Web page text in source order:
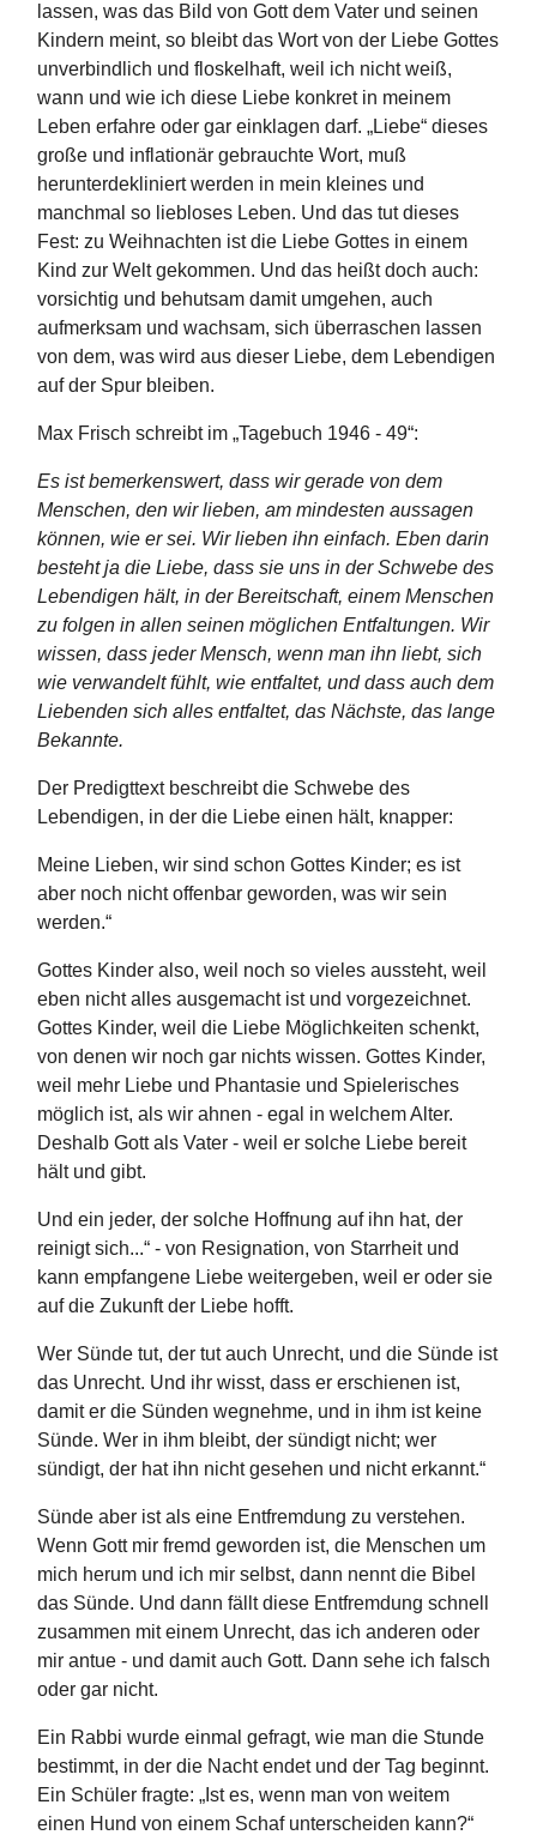
lassen, was das Bild von Gott dem Vater und seinen
Kindern meint, so bleibt das Wort von der Liebe Gottes
unverbindlich und floskelhaft, weil ich nicht weiß,
wann und wie ich diese Liebe konkret in meinem
Leben erfahre oder gar einklagen darf. „Liebe“ dieses
große und inflationär gebrauchte Wort, muß
herunterdekliniert werden in mein kleines und
manchmal so liebloses Leben. Und das tut dieses
Fest: zu Weihnachten ist die Liebe Gottes in einem
Kind zur Welt gekommen. Und das heißt doch auch:
vorsichtig und behutsam damit umgehen, auch
aufmerksam und wachsam, sich überraschen lassen
von dem, was wird aus dieser Liebe, dem Lebendigen
auf der Spur bleiben.
Max Frisch schreibt im „Tagebuch 1946 - 49“:
Es ist bemerkenswert, dass wir gerade von dem
Menschen, den wir lieben, am mindesten aussagen
können, wie er sei. Wir lieben ihn einfach. Eben darin
besteht ja die Liebe, dass sie uns in der Schwebe des
Lebendigen hält, in der Bereitschaft, einem Menschen
zu folgen in allen seinen möglichen Entfaltungen. Wir
wissen, dass jeder Mensch, wenn man ihn liebt, sich
wie verwandelt fühlt, wie entfaltet, und dass auch dem
Liebenden sich alles entfaltet, das Nächste, das lange
Bekannte.
Der Predigttext beschreibt die Schwebe des
Lebendigen, in der die Liebe einen hält, knapper:
Meine Lieben, wir sind schon Gottes Kinder; es ist
aber noch nicht offenbar geworden, was wir sein
werden.“
Gottes Kinder also, weil noch so vieles aussteht, weil
eben nicht alles ausgemacht ist und vorgezeichnet.
Gottes Kinder, weil die Liebe Möglichkeiten schenkt,
von denen wir noch gar nichts wissen. Gottes Kinder,
weil mehr Liebe und Phantasie und Spielerisches
möglich ist, als wir ahnen - egal in welchem Alter.
Deshalb Gott als Vater - weil er solche Liebe bereit
hält und gibt.
Und ein jeder, der solche Hoffnung auf ihn hat, der
reinigt sich...“ - von Resignation, von Starrheit und
kann empfangene Liebe weitergeben, weil er oder sie
auf die Zukunft der Liebe hofft.
Wer Sünde tut, der tut auch Unrecht, und die Sünde ist
das Unrecht. Und ihr wisst, dass er erschienen ist,
damit er die Sünden wegnehme, und in ihm ist keine
Sünde. Wer in ihm bleibt, der sündigt nicht; wer
sündigt, der hat ihn nicht gesehen und nicht erkannt.“
Sünde aber ist als eine Entfremdung zu verstehen.
Wenn Gott mir fremd geworden ist, die Menschen um
mich herum und ich mir selbst, dann nennt die Bibel
das Sünde. Und dann fällt diese Entfremdung schnell
zusammen mit einem Unrecht, das ich anderen oder
mir antue - und damit auch Gott. Dann sehe ich falsch
oder gar nicht.
Ein Rabbi wurde einmal gefragt, wie man die Stunde
bestimmt, in der die Nacht endet und der Tag beginnt.
Ein Schüler fragte: „Ist es, wenn man von weitem
einen Hund von einem Schaf unterscheiden kann?“